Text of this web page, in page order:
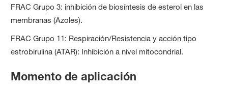
FRAC Grupo 3: inhibición de biosíntesis de esterol en las
membranas (Azoles).
FRAC Grupo 11: Respiración/Resistencia y acción tipo
estrobirulina (ATAR): Inhibición a nivel mitocondrial.
Momento de aplicación